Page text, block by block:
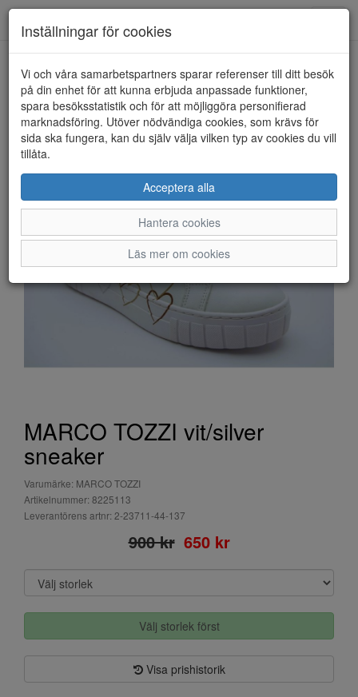
HEM MARCO TOZZI
MARCO TOZZI vit/silver
sneaker
Varumärke: MARCO TOZZI
Artikelnummer: 8225113
Leverantörens artnr: 2-23711-44-137
900 kr 650 kr
Välj storlek först
Visa prishistorik
Inställningar för cookies
Vi och våra samarbetspartners sparar referenser till ditt besök
på din enhet för att kunna erbjuda anpassade funktioner,
spara besöksstatistik och för att möjliggöra personifierad
marknadsföring. Utöver nödvändiga cookies, som krävs för
sida ska fungera, kan du själv välja vilken typ av cookies du vill
tillåta.
Acceptera alla
Hantera cookies
Läs mer om cookies